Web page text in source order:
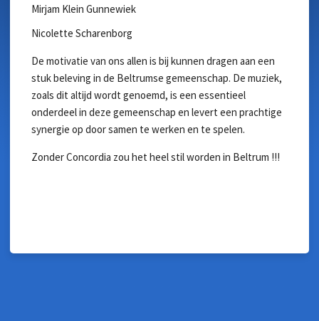
Mirjam Klein Gunnewiek
Nicolette Scharenborg
De motivatie van ons allen is bij kunnen dragen aan een
stuk beleving in de Beltrumse gemeenschap. De muziek,
zoals dit altijd wordt genoemd, is een essentieel
onderdeel in deze gemeenschap en levert een prachtige
synergie op door samen te werken en te spelen.
Zonder Concordia zou het heel stil worden in Beltrum !!!